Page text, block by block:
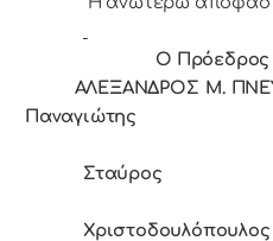
Ο
ΑΛΕΞΑΝΔΡΟΣ Μ.
Παναγιώτης
Σταύρος